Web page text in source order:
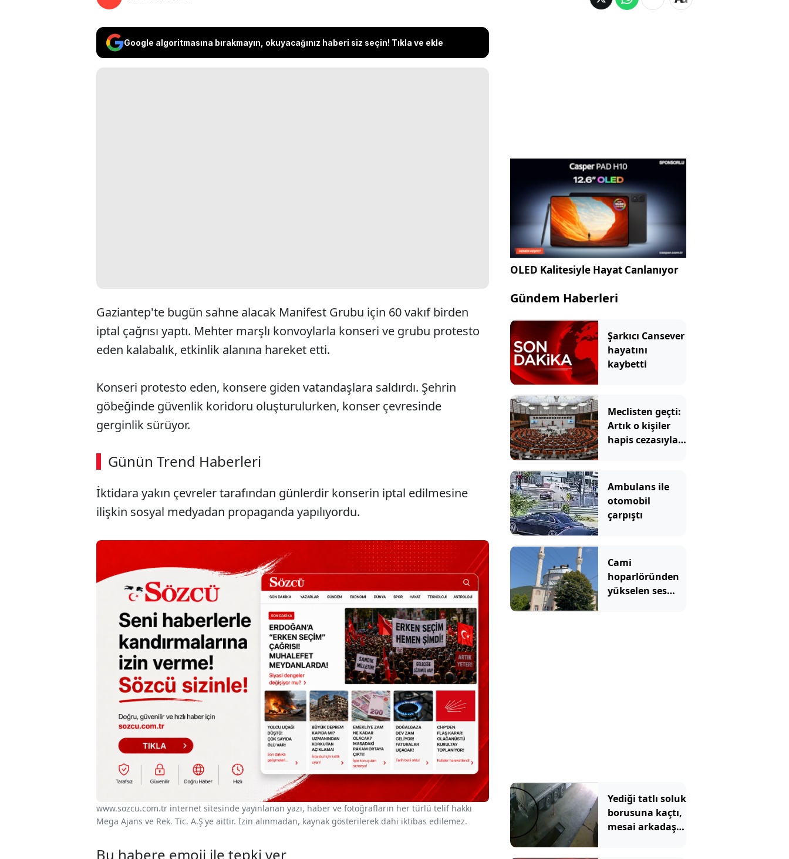
Google algoritmasına bırakmayın, okuyacağınız haberi siz seçin! Tıkla ve ekle
Gaziantep'te bugün sahne alacak Manifest Grubu için 60 vakıf birden
iptal çağrısı yaptı. Mehter marşlı konvoylarla konseri ve grubu protesto
eden kalabalık, etkinlik alanına hareket etti.
Konseri protesto eden, konsere giden vatandaşlara saldırdı. Şehrin
göbeğinde güvenlik koridoru oluşturulurken, konser çevresinde
gerginlik sürüyor.
Günün Trend Haberleri
00:02 / 08:06
Sesi Aç
İktidara yakın çevreler tarafından günlerdir konserin iptal edilmesine
ilişkin sosyal medyadan propaganda yapılıyordu.
www.sozcu.com.tr internet sitesinde yayınlanan yazı, haber ve fotoğrafların her türlü telif hakkı
Mega Ajans ve Rek. Tic. A.Ş'ye aittir. İzin alınmadan, kaynak gösterilerek dahi iktibas edilemez.
Bu habere emoji ile tepki ver
OLED Kalitesiyle Hayat Canlanıyor
Gündem Haberleri
Şarkıcı Cansever
hayatını
kaybetti
Meclisten geçti:
Artık o kişiler
hapis cezasıyla
Ambulans ile
otomobil
çarpıştı
Cami
hoparlöründen
yükselen ses
Yediği tatlı soluk
borusuna kaçtı,
mesai arkadaşı